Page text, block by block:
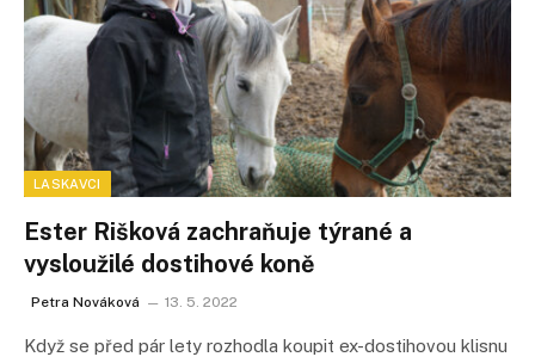
LASKAVCI
Ester Rišková zachraňuje týrané a
vysloužilé dostihové koně
Petra Nováková 13. 5. 2022
Když se před pár lety rozhodla koupit ex-dostihovou klisnu